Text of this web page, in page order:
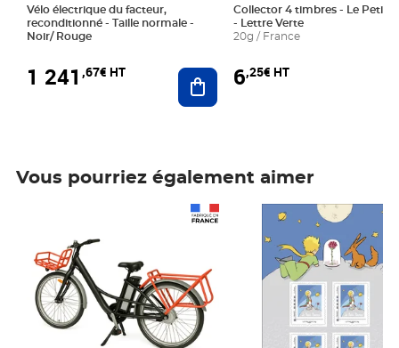
Vélo électrique du facteur,
reconditionné - Taille normale -
Noir/ Rouge
1 241 ,67€ HT Ajouter au panier
Collector 4 timbres - Le Petit
- Lettre Verte
20g / France
6,25€ HT
Vous pourriez également aimer
Prix 6,25€ HT